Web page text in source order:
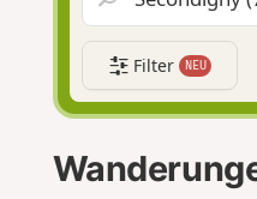
Filter NEU